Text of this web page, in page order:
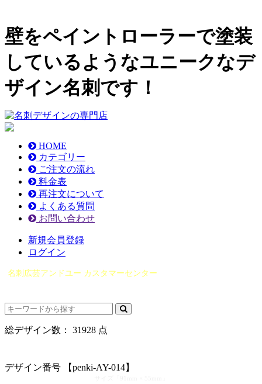
壁をペイントローラーで塗装
しているようなユニークなデ
ザイン名刺です！
HOME
カテゴリー
ご注文の流れ
料金表
再注文について
よくある質問
お問い合わせ
新規会員登録
ログイン
名刺広芸アンドユー カスタマーセンター
総デザイン数： 31928 点
デザイン番号 【penki-AY-014】